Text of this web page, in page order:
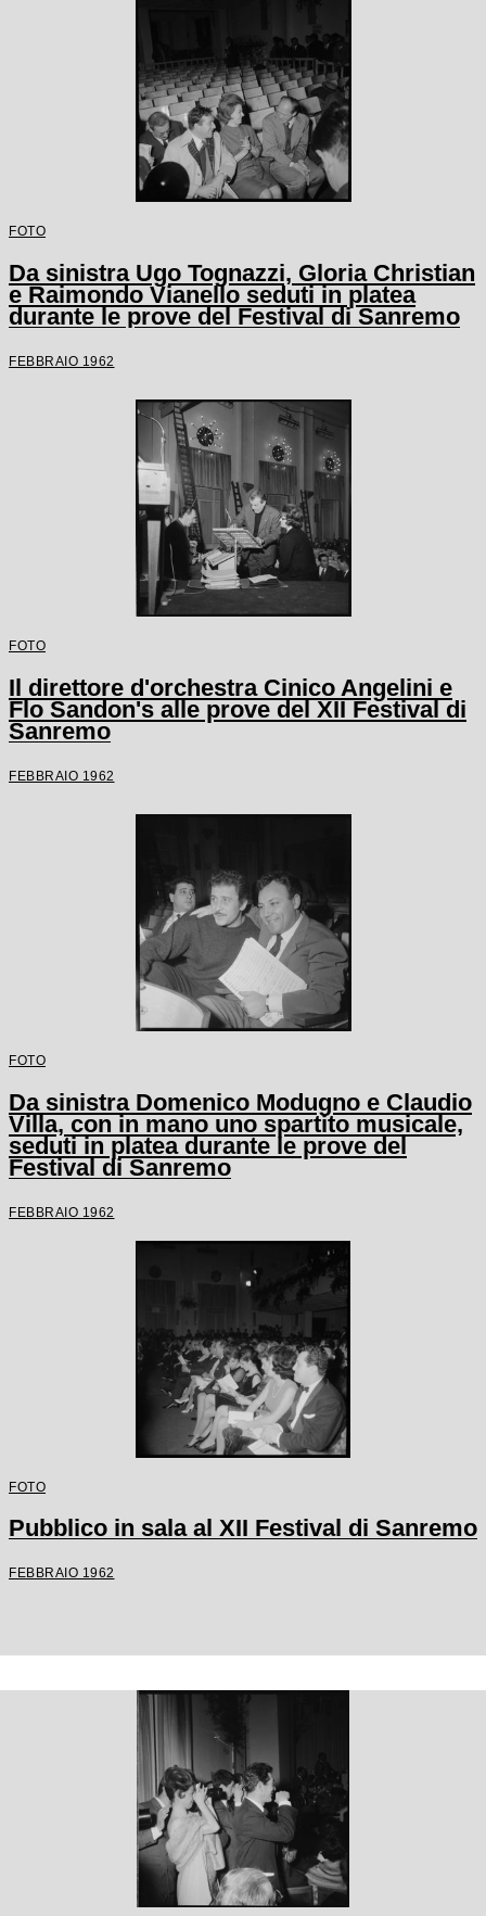
FOTO
Da sinistra Ugo Tognazzi, Gloria Christian
e Raimondo Vianello seduti in platea
durante le prove del Festival di Sanremo
FEBBRAIO 1962
FOTO
Il direttore d'orchestra Cinico Angelini e
Flo Sandon's alle prove del XII Festival di
Sanremo
FEBBRAIO 1962
FOTO
Da sinistra Domenico Modugno e Claudio
Villa, con in mano uno spartito musicale,
seduti in platea durante le prove del
Festival di Sanremo
FEBBRAIO 1962
FOTO
Pubblico in sala al XII Festival di Sanremo
FEBBRAIO 1962